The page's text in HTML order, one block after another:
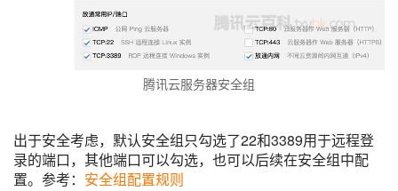
腾讯云服务器安全组
出于安全考虑，默认安全组只勾选了22和3389用于远程登
录的端口，其他端口可以勾选，也可以后续在安全组中配
置。参考： 安全组配置规则